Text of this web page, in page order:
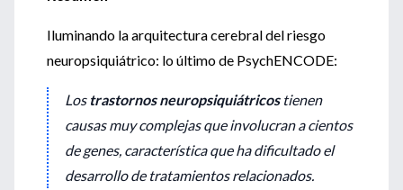
Iluminando la arquitectura cerebral del riesgo
neuropsiquiátrico: lo último de PsychENCODE:
Los trastornos neuropsiquiátricostienen
causas muy complejas que involucran a cientos
de genes, característica que ha dificultado el
desarrollo de tratamientos relacionados.